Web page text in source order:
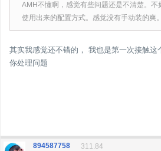
AMH不懂啊，感觉有些问题还是不清楚。不
使用出来的配置方式。感觉没有手动装的爽
其实我感觉还不错的， 我也是第一次接触这
你处理问题
894587758
311.84